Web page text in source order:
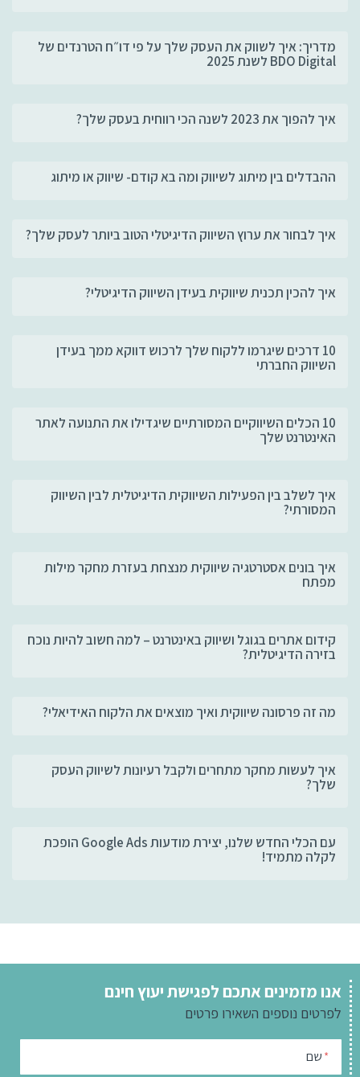
מדריך: איך לשווק את העסק שלך על פי דו״ח הטרנדים של
BDO Digital לשנת 2025
איך להפוך את 2023 לשנה הכי רווחית בעסק שלך?
ההבדלים בין מיתוג לשיווק ומה בא קודם- שיווק או מיתוג
איך לבחור את ערוץ השיווק הדיגיטלי הטוב ביותר לעסק שלך?
איך להכין תכנית שיווקית בעידן השיווק הדיגיטלי?
10 דרכים שיגרמו ללקוח שלך לרכוש דווקא ממך בעידן
השיווק החברתי
10 הכלים השיווקיים המסורתיים שיגדילו את התנועה לאתר
האינטרנט שלך
איך לשלב בין הפעילות השיווקית הדיגיטלית לבין השיווק
המסורתי?
איך בונים אסטרטגיה שיווקית מנצחת בעזרת מחקר מילות
מפתח
קידום אתרים בגוגל ושיווק באינטרנט – למה חשוב להיות נוכח
בזירה הדיגיטלית?
מה זה פרסונה שיווקית ואיך מוצאים את הלקוח האידיאלי?
איך לעשות מחקר מתחרים ולקבל רעיונות לשיווק העסק
שלך?
עם הכלי החדש שלנו, יצירת מודעות Google Ads הופכת
לקלה מתמיד!
אנו מזמינים אתכם לפגישת יעוץ חינם
לפרטים נוספים השאירו פרטים
* שם